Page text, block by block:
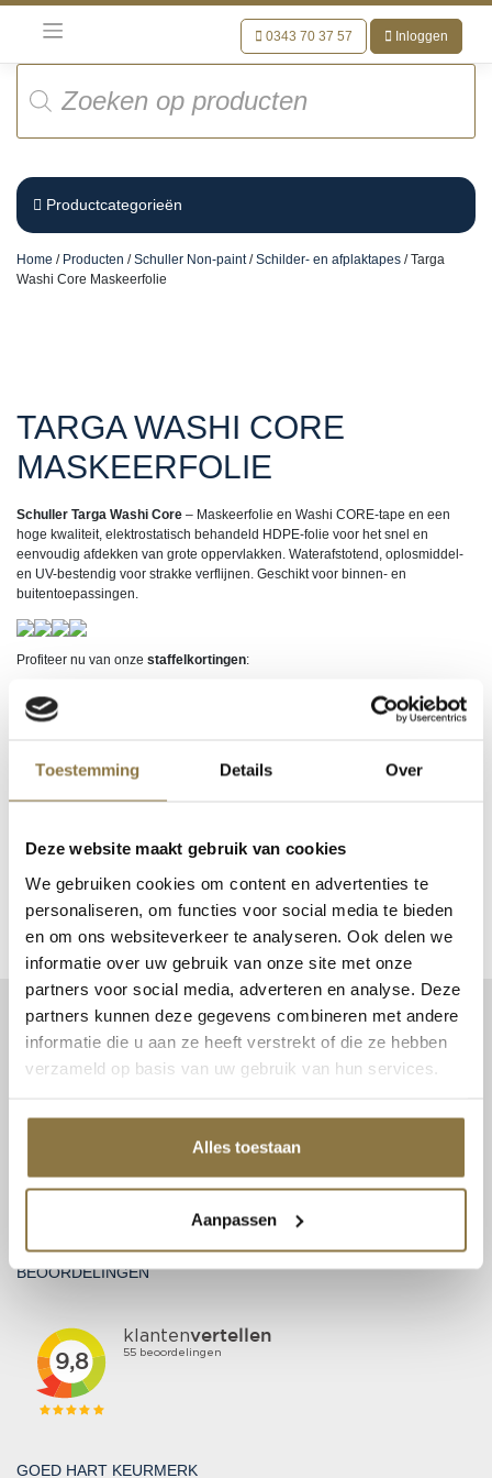
Toestemming Details Over
Deze website maakt gebruik van cookies
We gebruiken cookies om content en advertenties te
personaliseren, om functies voor social media te bieden
en om ons websiteverkeer te analyseren. Ook delen we
informatie over uw gebruik van onze site met onze
partners voor social media, adverteren en analyse. Deze
partners kunnen deze gegevens combineren met andere
informatie die u aan ze heeft verstrekt of die ze hebben
verzameld op basis van uw gebruik van hun services.
Alles toestaan
Aanpassen
0343 70 37 57 Inloggen
Producten
Productcategorieën
Home / Producten /Schuller Non-paint/Schilder- en afplaktapes / Targa
Washi Core Maskeerfolie
TARGA WASHI CORE
MASKEERFOLIE
Schuller Targa Washi Core – Maskeerfolie en Washi CORE-tape en een
hoge kwaliteit, elektrostatisch behandeld HDPE-folie voor het snel en
eenvoudig afdekken van grote oppervlakken. Waterafstotend, oplosmiddel-
en UV-bestendig voor strakke verflijnen. Geschikt voor binnen- en
buitentoepassingen.
Profiteer nu van onze staffelkortingen:
verrekend op de factuur.
Login om te kunnen bestellen of uw inkoopprijs te zien. Nog geen account?
EAN
9002588458519, 9002588458526, 9002588458540,
CONTACT
Haarbos 1
info@niveau-vbs.nl
BTW: NL815131999B01
BEOORDELINGEN
GOED HART KEURMERK